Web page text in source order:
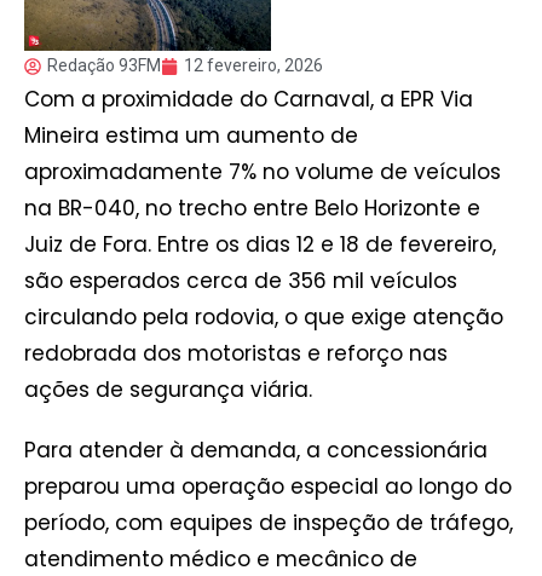
Redação 93FM 12 fevereiro, 2026
Com a proximidade do Carnaval, a EPR Via
Mineira estima um aumento de
aproximadamente 7% no volume de veículos
na BR-040, no trecho entre Belo Horizonte e
Juiz de Fora. Entre os dias 12 e 18 de fevereiro,
são esperados cerca de 356 mil veículos
circulando pela rodovia, o que exige atenção
redobrada dos motoristas e reforço nas
ações de segurança viária.
Para atender à demanda, a concessionária
preparou uma operação especial ao longo do
período, com equipes de inspeção de tráfego,
atendimento médico e mecânico de